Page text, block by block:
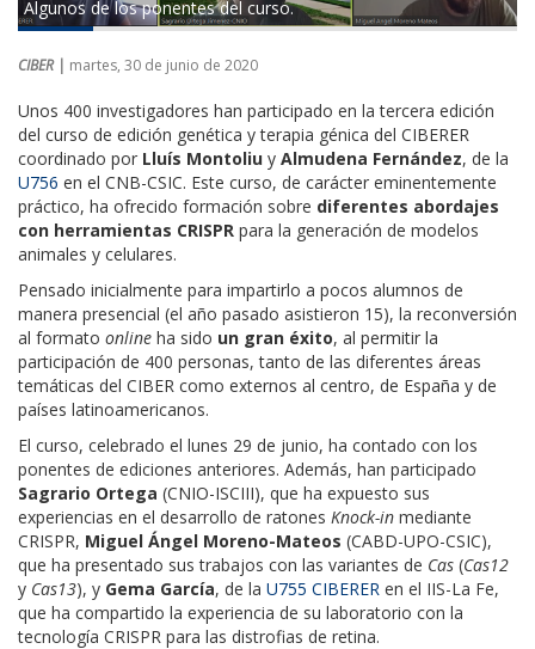
Algunos de los ponentes del curso.
CIBER | martes, 30 de junio de 2020
Unos 400 investigadores han participado en la tercera edición
del curso de edición genética y terapia génica del CIBERER
coordinado por Lluís Montoliu y Almudena Fernández, de la
U756 en el CNB-CSIC. Este curso, de carácter eminentemente
práctico, ha ofrecido formación sobre diferentes abordajes
con herramientas CRISPR para la generación de modelos
animales y celulares.
Pensado inicialmente para impartirlo a pocos alumnos de
manera presencial (el año pasado asistieron 15), la reconversión
al formato online ha sido un gran éxito, al permitir la
participación de 400 personas, tanto de las diferentes áreas
temáticas del CIBER como externos al centro, de España y de
países latinoamericanos.
El curso, celebrado el lunes 29 de junio, ha contado con los
ponentes de ediciones anteriores. Además, han participado
Sagrario Ortega (CNIO-ISCIII), que ha expuesto sus
experiencias en el desarrollo de ratones Knock-in mediante
CRISPR, Miguel Ángel Moreno-Mateos (CABD-UPO-CSIC),
que ha presentado sus trabajos con las variantes de Cas (Cas12
y Cas13), y Gema García, de la U755 CIBERER en el IIS-La Fe,
que ha compartido la experiencia de su laboratorio con la
tecnología CRISPR para las distrofias de retina.